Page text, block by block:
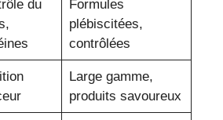
du
Formules
plébiscitées,
contrôlées
Large gamme,
produits savoureux